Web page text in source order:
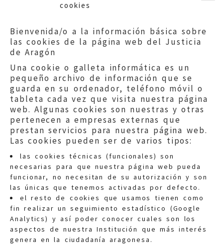
cookies
Bienvenida/o a la información básica sobre
las cookies de la página web del Justicia
de Aragón
Una cookie o galleta informática es un
pequeño archivo de información que se
guarda en su ordenador, teléfono móvil o
tableta cada vez que visita nuestra página
web. Algunas cookies son nuestras y otras
pertenecen a empresas externas que
prestan servicios para nuestra página web.
Las cookies pueden ser de varios tipos:
las cookies técnicas (funcionales) son
necesarias para que nuestra página web pueda
funcionar, no necesitan de su autorización y son
las únicas que tenemos activadas por defecto.
el resto de cookies que usamos tienen como
fin realizar un seguimiento estadístico (Google
Analytics) y así poder conocer cuales son los
aspectos de nuestra Institución que más interés
genera en la ciudadanía aragonesa.
Quejas:quejas@eljusticiadearagon.es
Información general:
informacion@eljusticiadearagon.es
Teléfonos:900 210 210/